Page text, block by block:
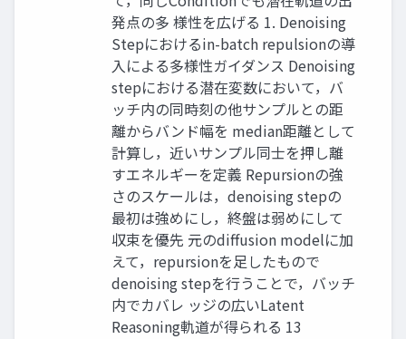
発点の多 様性を広げる 1. Denoising
Stepにおけるin-batch repulsionの導
入による多様性ガイダンス Denoising
stepにおける潜在変数において，バ
ッチ内の同時刻の他サンプルとの距
離からバンド幅を median距離として
計算し，近いサンプル同士を押し離
すエネルギーを定義 Repursionの強
さのスケールは，denoising stepの
最初は強めにし，終盤は弱めにして
収束を優先 元のdiffusion modelに加
えて，repursionを足したもので
denoising stepを行うことで，バッチ
内でカバレ ッジの広いLatent
Reasoning軌道が得られる 13